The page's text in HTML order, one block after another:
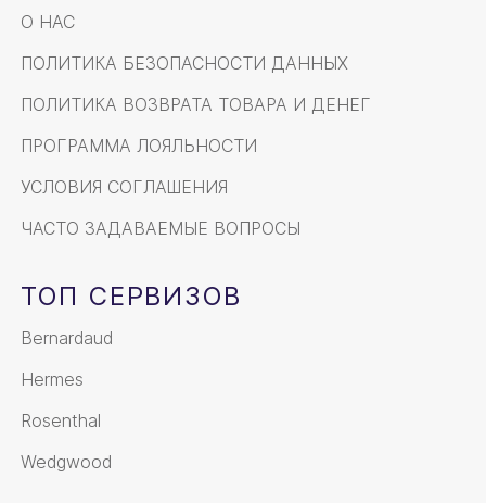
О НАС
ПОЛИТИКА БЕЗОПАСНОСТИ ДАННЫХ
ПОЛИТИКА ВОЗВРАТА ТОВАРА И ДЕНЕГ
ПРОГРАММА ЛОЯЛЬНОСТИ
УСЛОВИЯ СОГЛАШЕНИЯ
ЧАСТО ЗАДАВАЕМЫЕ ВОПРОСЫ
ТОП СЕРВИЗОВ
Bernardaud
Hermes
Rosenthal
Wedgwood